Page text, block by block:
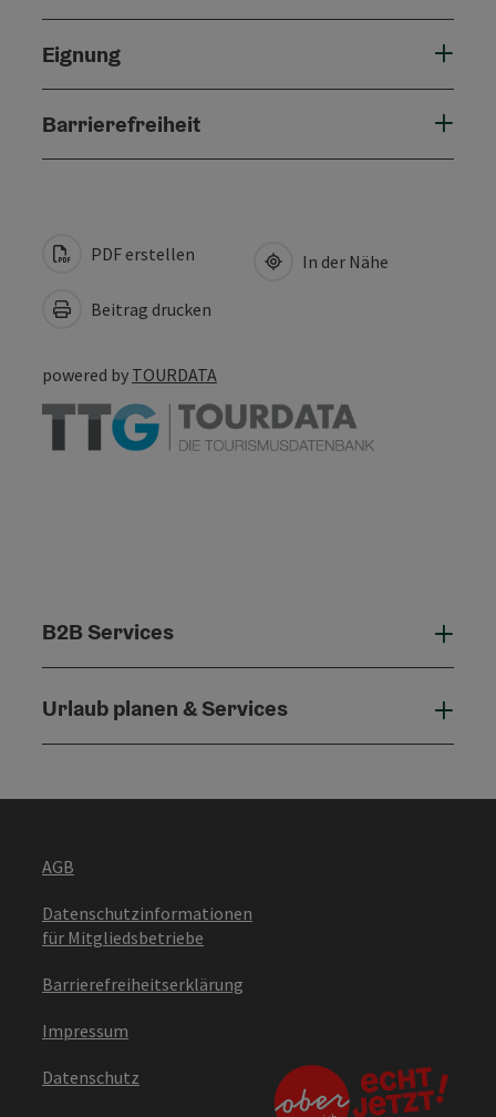
Eignung
Barrierefreiheit
PDF erstellen
Beitrag drucken
In der Nähe
powered by TOURDATA
B2B Services
Urlaub planen & Services
AGB
Datenschutzinformationen
für Mitgliedsbetriebe
Barrierefreiheitserklärung
Impressum
Datenschutz